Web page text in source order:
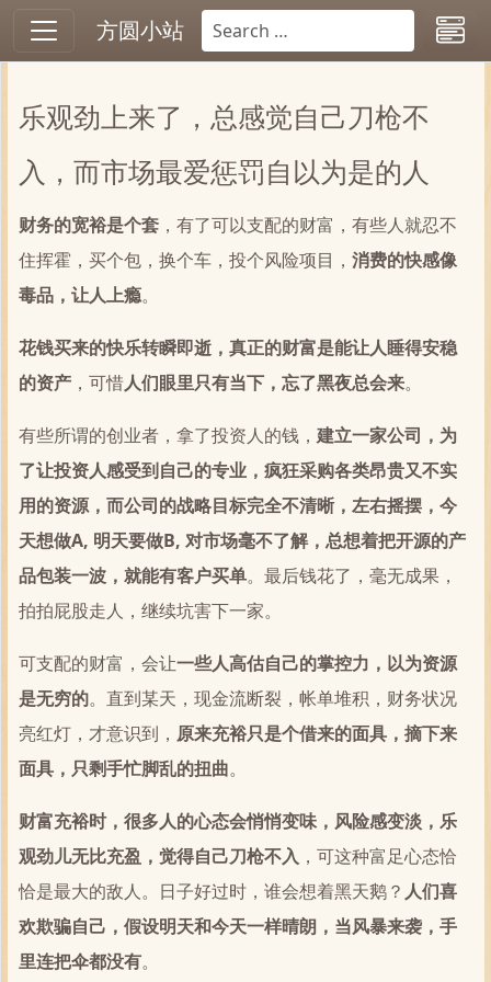
方圆小站
乐观劲上来了，总感觉自己刀枪不
入，而市场最爱惩罚自以为是的人
财务的宽裕是个套 ，有了可以支配的财富，有些人就忍不
住挥霍，买个包，换个车，投个风险项目， 消费的快感像
毒品，让人上瘾。
花钱买来的快乐转瞬即逝，真正的财富是能让人睡得安稳
的资产 ，可惜人们眼里只有当下，忘了黑夜总会来。
有些所谓的创业者，拿了投资人的钱， 建立一家公司，为
了让投资人感受到自己的专业，疯狂采购各类昂贵又不实
用的资源，而公司的战略目标完全不清晰，左右摇摆，今
天想做A, 明天要做B, 对市场毫不了解，总想着把开源的产
品包装一波，就能有客户买单。最后钱花了，毫无成果，
拍拍屁股走人，继续坑害下一家。
可支配的财富，会让一些人高估自己的掌控力，以为资源
是无穷的。直到某天，现金流断裂，帐单堆积，财务状况
亮红灯，才意识到， 原来充裕只是个借来的面具，摘下来
面具，只剩手忙脚乱的扭曲。
财富充裕时，很多人的心态会悄悄变味，风险感变淡，乐
观劲儿无比充盈，觉得自己刀枪不入 ，可这种富足心态恰
恰是最大的敌人。日子好过时，谁会想着黑天鹅？ 人们喜
欢欺骗自己，假设明天和今天一样晴朗，当风暴来袭，手
里连把伞都没有。